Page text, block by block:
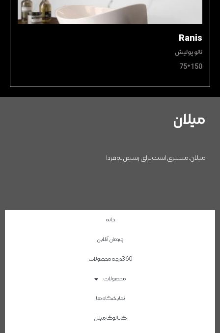
Ranis
نانو پولیش
150*75
میلان
میلان، مسیری است برای رسیدن به فردا
خانه
چیدمان آنلاین
360درجه محصولات
محصولات
نمایشگاه ها
کاتالوگ میلان